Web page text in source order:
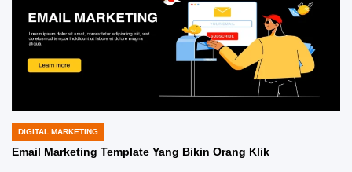
POSTED
IN
DIGITAL MARKETING
Email Marketing Template Yang Bikin Orang Klik